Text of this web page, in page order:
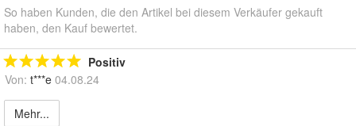
So haben Kunden, die den Artikel bei diesem Verkäufer gekauft
haben, den Kauf bewertet.
Positiv
Von: t***e 04.08.24
Mehr...